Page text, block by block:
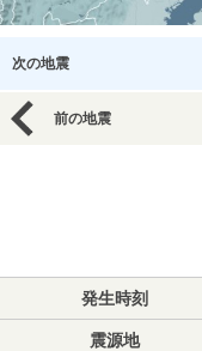
次の地震
前の地震
発生時刻
震源地